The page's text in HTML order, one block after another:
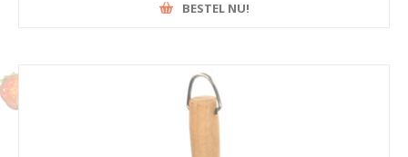
BESTEL NU!